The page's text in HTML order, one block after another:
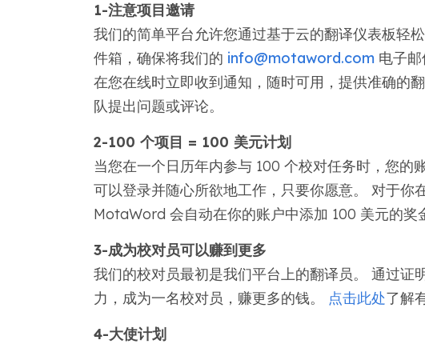
1-注意项目邀请
我们的简单平台允许您通过基于云的翻译仪表板轻
件箱，确保将我们的 info@motaword.com电子邮
在您在线时立即收到通知，随时可用，提供准确的
队提出问题或评论。
2-100 个项目 = 100 美元计划
当您在一个日历年内参与 100 个校对任务时，您的
可以登录并随心所欲地工作，只要你愿意。 对于你
MotaWord 会自动在你的账户中添加 100 美元的奖
3-成为校对员可以赚到更多
我们的校对员最初是我们平台上的翻译员。 通过证
力，成为一名校对员，赚更多的钱。
点击此处了解
4-大使计划